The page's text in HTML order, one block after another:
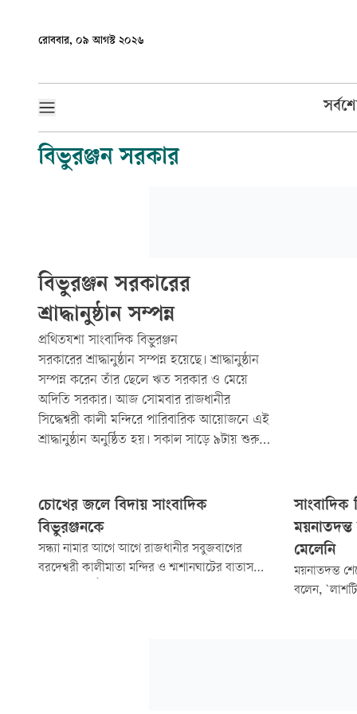
রোববার, ০৯ আগস্ট ২০২৬
বিভুরঞ্জন সরকার
বিভুরঞ্জন সরকারের
শ্রাদ্ধানুষ্ঠান সম্পন্ন
প্রথিতযশা সাংবাদিক বিভুরঞ্জন
সরকারের শ্রাদ্ধানুষ্ঠান সম্পন্ন হয়েছে। শ্রাদ্ধানুষ্ঠান
সম্পন্ন করেন তাঁর ছেলে ঋত সরকার ও মেয়ে
অদিতি সরকার। আজ সোমবার রাজধানীর
সিদ্ধেশ্বরী কালী মন্দিরে পারিবারিক আয়োজনে এই
শ্রাদ্ধানুষ্ঠান অনুষ্ঠিত হয়। সকাল সাড়ে ৯টায় শুরু
চোখের জলে বিদায় সাংবাদিক
বিভুরঞ্জনকে
সন্ধ্যা নামার আগে আগে রাজধানীর সবুজবাগের
বরদেশ্বরী কালীমাতা মন্দির ও শ্মশানঘাটের বাতাস
সাংবাদিক
মেলেনি
ময়নাতদন্ত
বলেন,